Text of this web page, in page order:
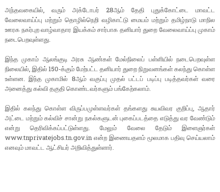
அந்தவகையில், வரும் அக்டோபர் 28ஆம் தேதி புதுக்கோட்டை மாவட்ட
வேலைவாய்ப்பு மற்றும் தொழில்நெறி வழிகாட்டு மையம் மற்றும் தமிழ்நாடு மாநில
ஊரக நகர்புற வாழ்வாதார இயக்கம் சார்பாக தனியார் துறை வேலைவாய்ப்பு முகாம்
நடைபெறவுள்ளது.
இந்த முகாம் ஆலங்குடி அரசு ஆண்கள் மேல்நிலைப் பள்ளியில் நடைபெறவுள்ள
நிலையில், இதில் 150-க்கும் மேற்பட்ட தனியார் துறை நிறுவனங்கள் கலந்து கொள்ள
உள்ளன. இந்த முகாமில் 8ஆம் வகுப்பு முதல் பட்டப் படிப்பு படித்தவர்கள் வரை
அனைத்து கல்வி தகுதி கொண்டவர்களும் பங்கேற்கலாம்.
இதில் கலந்து கொள்ள விருப்பமுள்ளவர்கள் தங்களது சுயவிவர குறிப்பு, ஆதார்
அட்டை மற்றும் கல்விச் சான்று நகல்களுடன் புகைப்படத்தை எடுத்து வர வேண்டும்
என்று தெரிவிக்கப்பட்டுள்ளது. மேலும் வேலை தேடும் இளைஞர்கள்
www.tnprivatejobs.tn.gov.in என்ற இணையதளம் மூலமாக பதிவு செய்யலாம்
எனவும் மாவட்ட ஆட்சியர் அறிவித்துள்ளார்.